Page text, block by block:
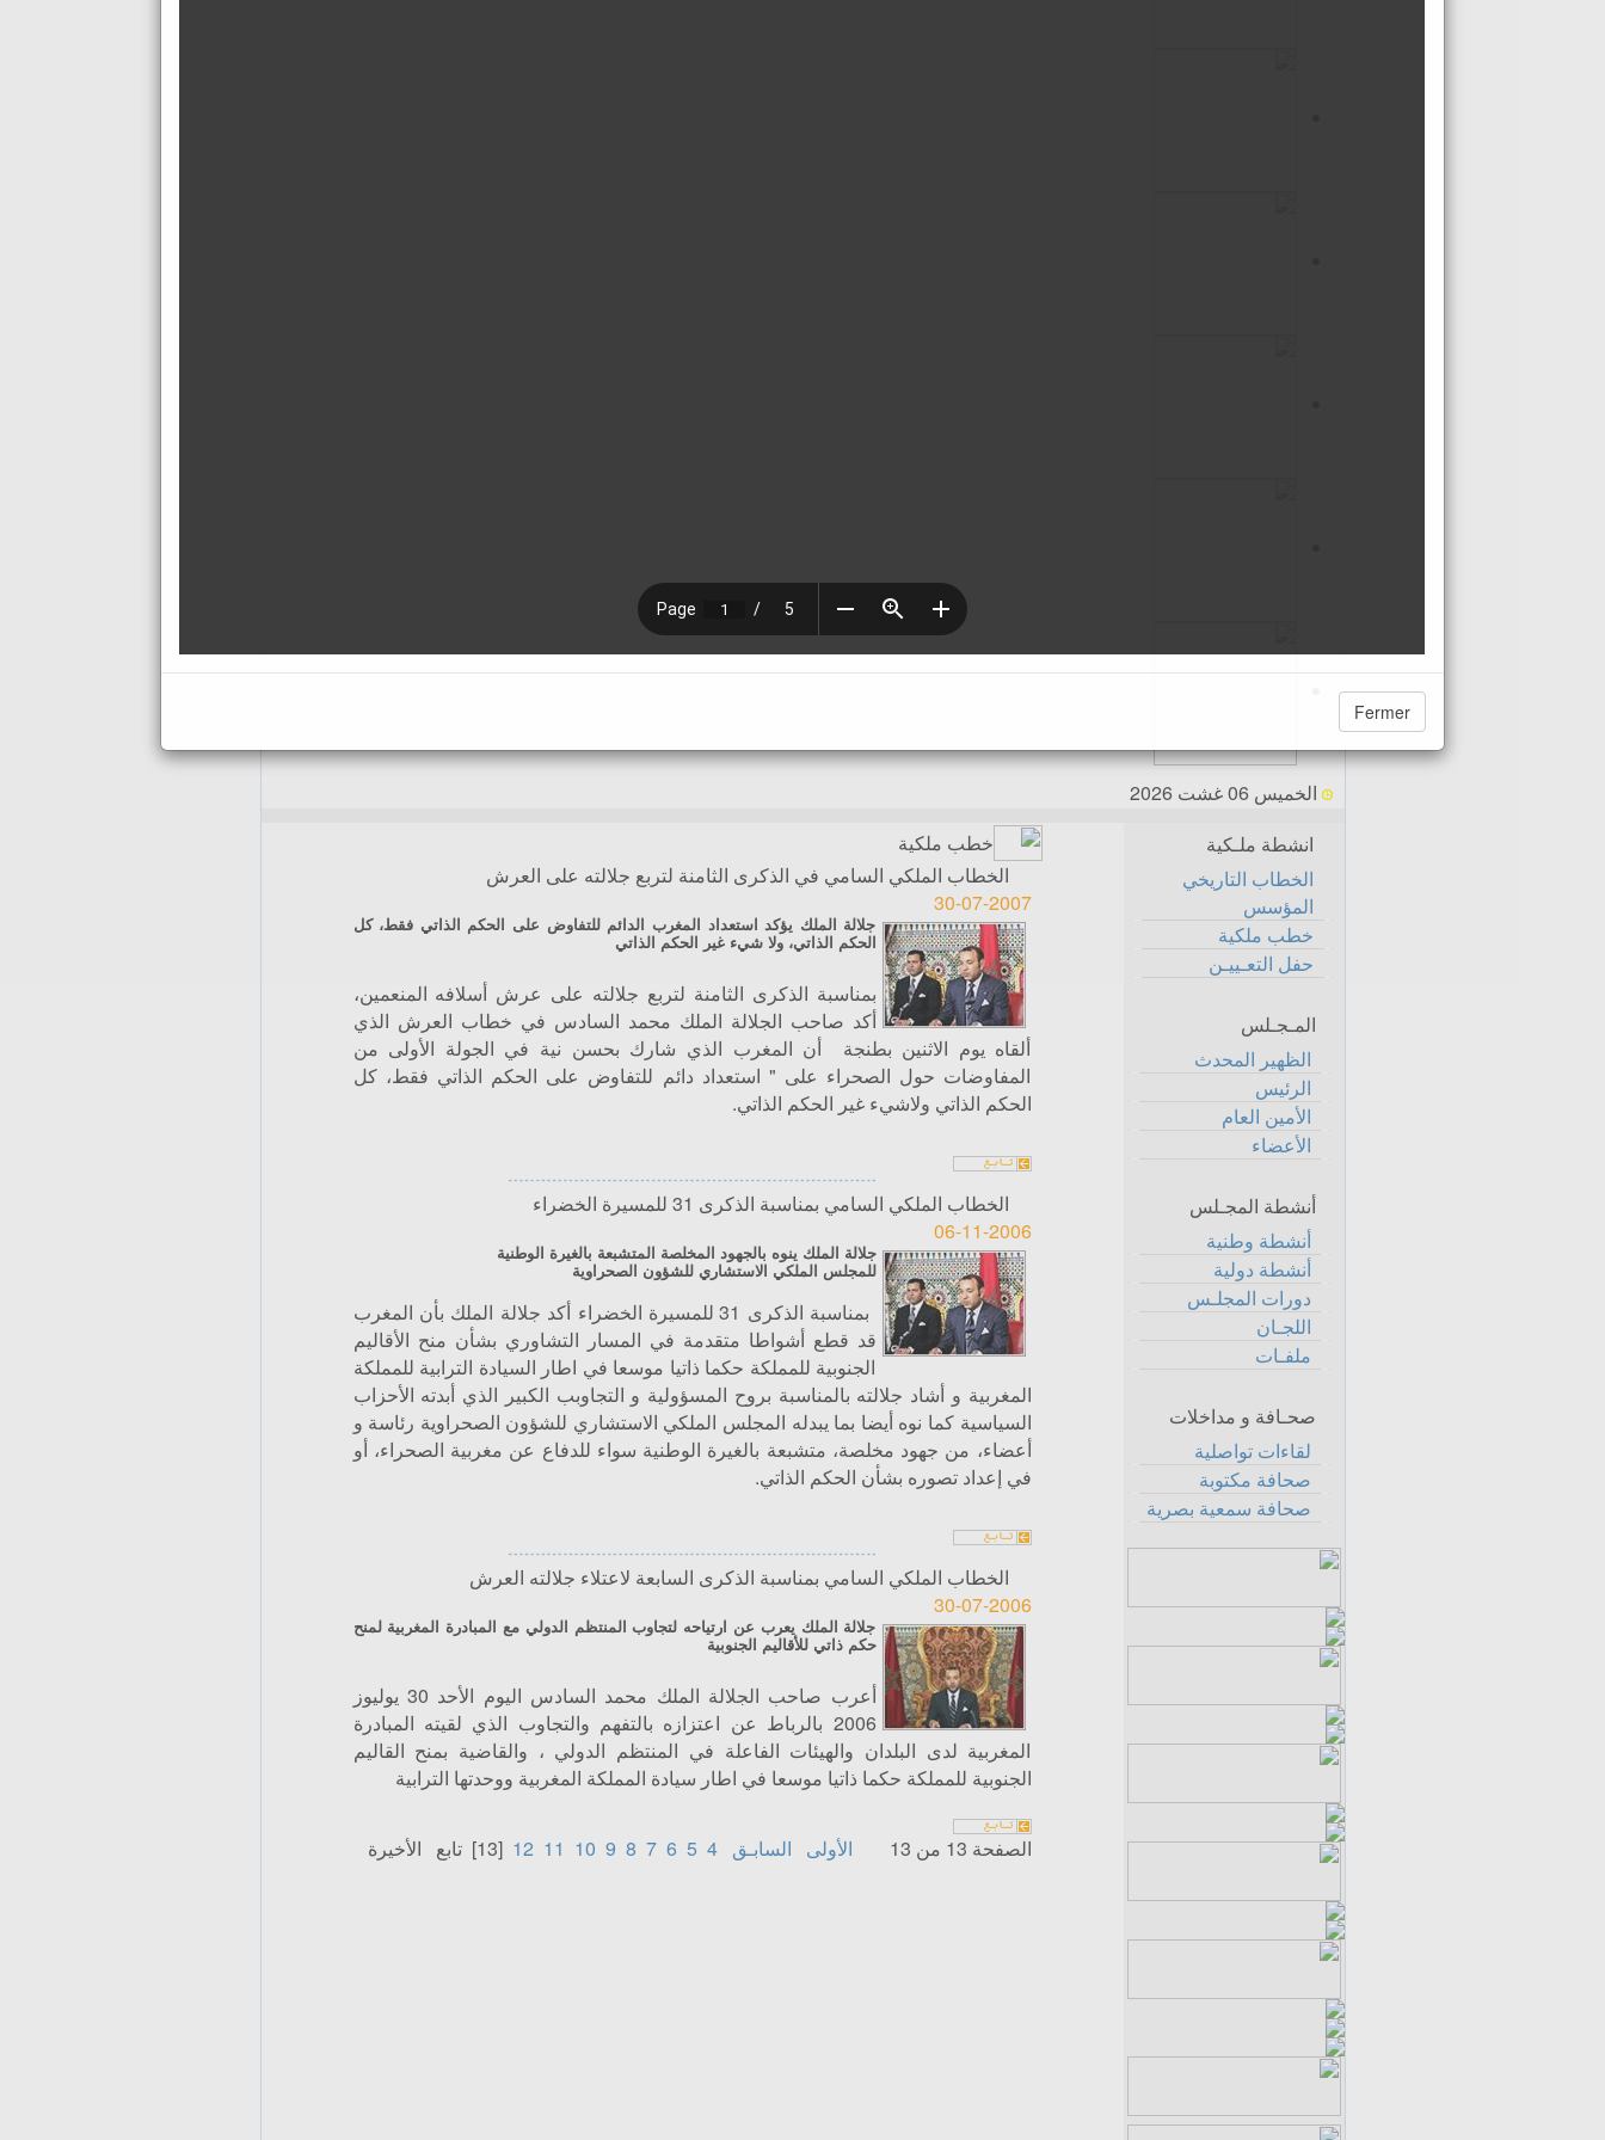
الخميس 06 غشت 2026
انشطة ملـكية
الخطاب التاريخي
المؤسس
خطب ملكية
حفل التعـييـن
المـجـلس
الظهير المحدث
الرئيس
الأمين العام
الأعضاء
أنشطة المجـلس
أنشطة وطنية
أنشطة دولية
دورات المجلـس
اللجـان
ملفـات
صحـافة و مداخلات
لقاءات تواصلية
صحافة مكتوبة
صحافة سمعية بصرية
خطب ملكية
الخطاب الملكي السامي في الذكرى الثامنة لتربع جلالته على العرش
30-07-2007
جلالة الملك يؤكد استعداد المغرب الدائم للتفاوض على الحكم الذاتي فقط، كل
الحكم الذاتي، ولا شيء غير الحكم الذاتي
بمناسبة الذكرى الثامنة لتربع جلالته على عرش أسلافه المنعمين،
أكد صاحب الجلالة الملك محمد السادس في خطاب العرش الذي
ألقاه يوم الاثنين بطنجة أن المغرب الذي شارك بحسن نية في الجولة الأولى من
المفاوضات حول الصحراء على " استعداد دائم للتفاوض على الحكم الذاتي فقط، كل
الحكم الذاتي ولاشيء غير الحكم الذاتي.
الخطاب الملكي السامي بمناسبة الذكرى 31 للمسيرة الخضراء
06-11-2006
جلالة الملك ينوه بالجهود المخلصة المتشبعة بالغيرة الوطنية
للمجلس الملكي الاستشاري للشؤون الصحراوية
بمناسبة الذكرى 31 للمسيرة الخضراء أكد جلالة الملك بأن المغرب
قد قطع أشواطا متقدمة في المسار التشاوري بشأن منح الأقاليم
الجنوبية للمملكة حكما ذاتيا موسعا في اطار السيادة الترابية للمملكة
المغربية و أشاد جلالته بالمناسبة بروح المسؤولية و التجاوبب الكبير الذي أبدته الأحزاب
السياسية كما نوه أيضا بما يبدله المجلس الملكي الاستشاري للشؤون الصحراوية رئاسة و
أعضاء، من جهود مخلصة، متشبعة بالغيرة الوطنية سواء للدفاع عن مغربية الصحراء، أو
في إعداد تصوره بشأن الحكم الذاتي.
الخطاب الملكي السامي بمناسبة الذكرى السابعة لاعتلاء جلالته العرش
30-07-2006
جلالة الملك يعرب عن ارتياحه لتجاوب المنتظم الدولي مع المبادرة المغربية لمنح
حكم ذاتي للأقاليم الجنوبية
أعرب صاحب الجلالة الملك محمد السادس اليوم الأحد 30 يوليوز
2006 بالرباط عن اعتزازه بالتفهم والتجاوب الذي لقيته المبادرة
المغربية لدى البلدان والهيئات الفاعلة في المنتظم الدولي ، والقاضية بمنح القاليم
الجنوبية للمملكة حكما ذاتيا موسعا في اطار سيادة المملكة المغربية ووحدتها الترابية
الصفحة 13 من 13 الأولى السابـق 4
5
6
7
8
9
10
11
12
[13] تابع الأخيرة
Fermer